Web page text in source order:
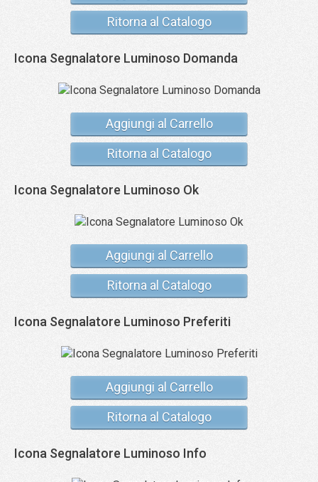
Ritorna al Catalogo
Icona Segnalatore Luminoso Domanda
Aggiungi al Carrello
Ritorna al Catalogo
Icona Segnalatore Luminoso Ok
Aggiungi al Carrello
Ritorna al Catalogo
Icona Segnalatore Luminoso Preferiti
Aggiungi al Carrello
Ritorna al Catalogo
Icona Segnalatore Luminoso Info